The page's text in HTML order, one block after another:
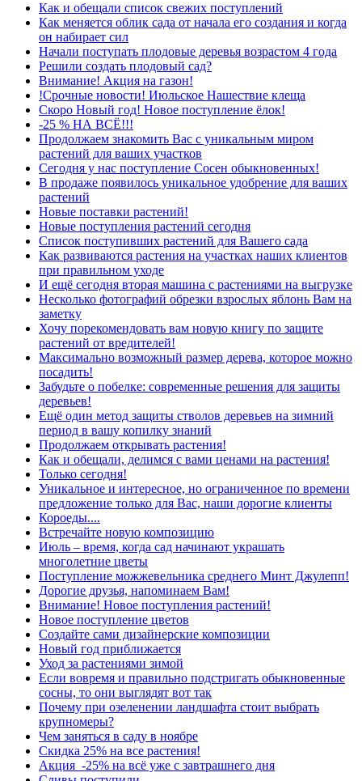
Как и обещали список свежих поступлений
Как меняется облик сада от начала его создания и когда
он набирает сил
Начали поступать плодовые деревья возрастом 4 года
Решили создать плодовый сад?
Внимание! Акция на газон!
!Срочные новости! Июльское Нашествие клеща
Скоро Новый год! Новое поступление ёлок!
-25 % НА ВСЁ!!!
Продолжаем знакомить Вас с уникальным миром
растений для ваших участков
Сегодня у нас поступление Сосен обыкновенных!
В продаже появилось уникальное удобрение для ваших
растений
Новые поставки растений!
Новые поступления растений сегодня
Список поступивших растений для Вашего сада
Как развиваются растения на участках наших клиентов
при правильном уходе
И ещё сегодня вторая машина с растениями на выгрузке
Несколько фотографий обрезки взрослых яблонь Вам на
заметку
Хочу порекомендовать вам новую книгу по защите
растений от вредителей!
Максимально возможный размер дерева, которое можно
посадить!
Забудьте о побелке: современные решения для защиты
деревьев!
Ещё один метод защиты стволов деревьев на зимний
период в вашу копилку знаний
Продолжаем открывать растения!
Как и обещали, делимся с вами ценами на растения!
Только сегодня!
Уникальное и интересное, но ограниченное по времени
предложение только для Вас, наши дорогие клиенты
Короеды....
Встречайте новую композицию
Июль – время, когда сад начинают украшать
многолетние цветы
Поступление можжевельника среднего Минт Джулепп!
Дорогие друзья, напоминаем Вам!
Внимание! Новое поступления растений!
Новое поступление цветов
Создайте сами дизайнерские композиции
Новый год приближается
Уход за растениями зимой
Если вовремя и правильно подстригать обыкновенные
сосны, то они выглядят вот так
Почему при озеленении ландшафта стоит выбрать
крупномеры?
Чем заняться в саду в ноябре
Скидка 25% на все растения!
Акция -25% на всё уже с завтрашнего дня